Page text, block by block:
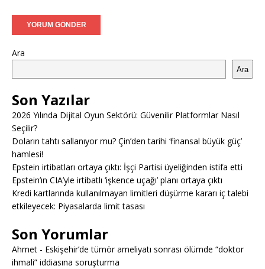
Ara
Ara
Son Yazılar
2026 Yılında Dijital Oyun Sektörü: Güvenilir Platformlar Nasıl
Seçilir?
Doların tahtı sallanıyor mu? Çin’den tarihi ‘finansal büyük güç’
hamlesi!
Epstein irtibatları ortaya çıktı: İşçi Partisi üyeliğinden istifa etti
Epstein’ın CIA’yle irtibatlı ‘işkence uçağı’ planı ortaya çıktı
Kredi kartlarında kullanılmayan limitleri düşürme kararı iç talebi
etkileyecek: Piyasalarda limit tasası
Son Yorumlar
Ahmet - Eskişehir’de tümör ameliyatı sonrası ölümde “doktor
ihmali” iddiasına soruşturma